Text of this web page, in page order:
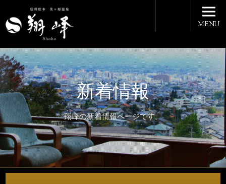
新着情報
翔峰の新着情報ページです。
MENU